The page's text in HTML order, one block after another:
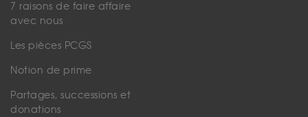
7 raisons de faire affaire
avec nous
Les pièces PCGS
Notion de prime
Partages, successions et
donations